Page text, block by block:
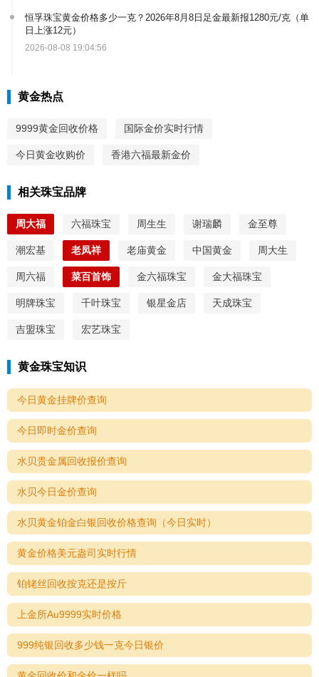
恒孚珠宝黄金价格多少一克？2026年8月8日足金最新报1280元/克（单
日上涨12元）
2026-08-08 19:04:56
黄金热点
9999黄金回收价格 国际金价实时行情
今日黄金收购价 香港六福最新金价
相关珠宝品牌
周大福 六福珠宝 周生生 谢瑞麟 金至尊
潮宏基 老凤祥 老庙黄金 中国黄金 周大生
周六福 菜百首饰 金六福珠宝 金大福珠宝
明牌珠宝 千叶珠宝 银星金店 天成珠宝
吉盟珠宝 宏艺珠宝
黄金珠宝知识
今日黄金挂牌价查询
今日即时金价查询
水贝贵金属回收报价查询
水贝今日金价查询
水贝黄金铂金白银回收价格查询（今日实时）
黄金价格美元盎司实时行情
铂铑丝回收按克还是按斤
上金所Au9999实时价格
999纯银回收多少钱一克今日银价